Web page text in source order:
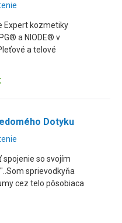
Expert kozmetiky
a NIODE® v
a telové
Dotyku
so svojím
sprievodkyňa
cez telo pôsobiaca